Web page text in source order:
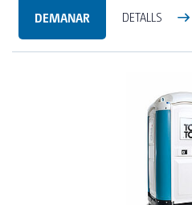
DEMANAR DETALLS